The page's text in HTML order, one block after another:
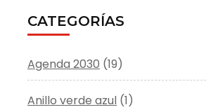
CATEGORÍAS
Agenda 2030 (19)
Anillo verde azul (1)